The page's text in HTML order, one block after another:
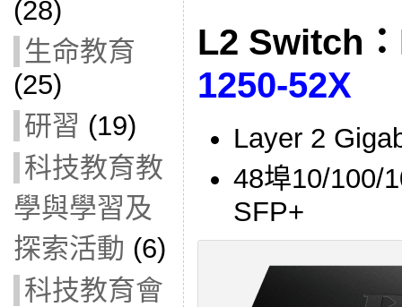
(28)
生命教育
(25)
研習 (19)
科技教育教
學與學習及
探索活動 (6)
科技教育會
L2 Switch：
1250-52X
Layer 2
48埠10/100/
SFP+